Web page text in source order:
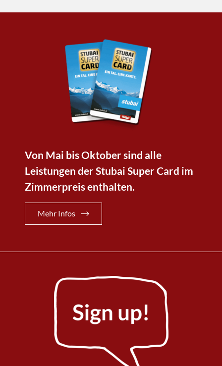
Von Mai bis Oktober sind alle
Leistungen der Stubai Super Card im
Zimmerpreis enthalten.
Mehr Infos